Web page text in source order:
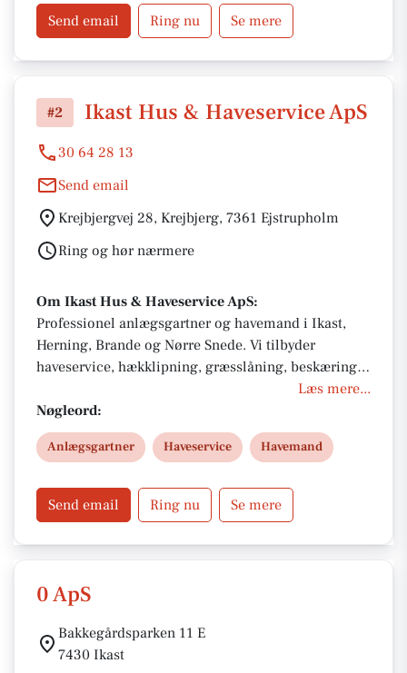
Send email Ring nu Se mere
#2 Ikast Hus & Haveservice ApS
30 64 28 13
Send email
Krejbjergvej 28, Krejbjerg, 7361 Ejstrupholm
Ring og hør nærmere
Om Ikast Hus & Haveservice ApS:
Professionel anlægsgartner og havemand i Ikast,
Herning, Brande og Nørre Snede. Vi tilbyder
haveservice, hækklipning, græsslåning, beskæring
af træer og buske, stubfræsning, rensning af
tagrender samt haveanlæg til private og erhverv.
Med 10 års erfaring leverer vi kvalitetsarbejde og
skræddersyede løsninger, der holder din have flot og
Læs mere...
Nøgleord:
Anlægsgartner Haveservice Havemand
Send email Ring nu Se mere
0 ApS
Bakkegårdsparken 11 E
7430 Ikast